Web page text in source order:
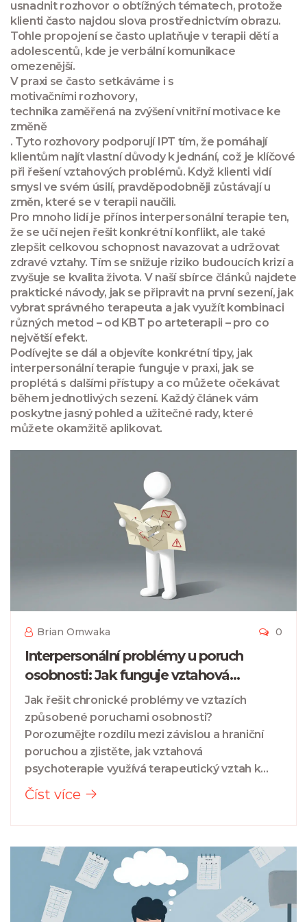
usnadnit rozhovor o obtížných tématech, protože
klienti často najdou slova prostřednictvím obrazu.
Tohle propojení se často uplatňuje v terapii dětí a
adolescentů, kde je verbální komunikace
omezenější.
V praxi se často setkáváme i s
motivačními rozhovory,
technika zaměřená na zvýšení vnitřní motivace ke
změně
. Tyto rozhovory podporují IPT tím, že pomáhají
klientům najít vlastní důvody k jednání, což je klíčové
při řešení vztahových problémů. Když klienti vidí
smysl ve svém úsilí, pravděpodobněji zůstávají u
změn, které se v terapii naučili.
Pro mnoho lidí je přínos interpersonální terapie ten,
že se učí nejen řešit konkrétní konflikt, ale také
zlepšit celkovou schopnost navazovat a udržovat
zdravé vztahy. Tím se snižuje riziko budoucích krizí a
zvyšuje se kvalita života. V naší sbírce článků najdete
praktické návody, jak se připravit na první sezení, jak
vybrat správného terapeuta a jak využít kombinaci
různých metod – od KBT po arteterapii – pro co
největší efekt.
Podívejte se dál a objevíte konkrétní tipy, jak
interpersonální terapie funguje v praxi, jak se
proplétá s dalšími přístupy a co můžete očekávat
během jednotlivých sezení. Každý článek vám
poskytne jasný pohled a užitečné rady, které
můžete okamžitě aplikovat.
Brian Omwaka 0
Interpersonální problémy u poruch
osobnosti: Jak funguje vztahová
psychoterapie
Jak řešit chronické problémy ve vztazích
způsobené poruchami osobnosti?
Porozumějte rozdílu mezi závislou a hraniční
poruchou a zjistěte, jak vztahová
psychoterapie využívá terapeutický vztah k
trvalé změně.
Číst více